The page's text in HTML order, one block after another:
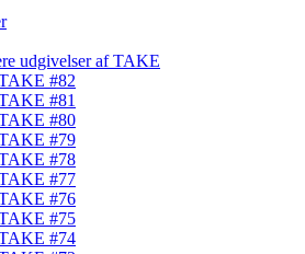
udgivelser af TAKE
#82
#81
#80
#79
#78
#77
#76
#75
#74